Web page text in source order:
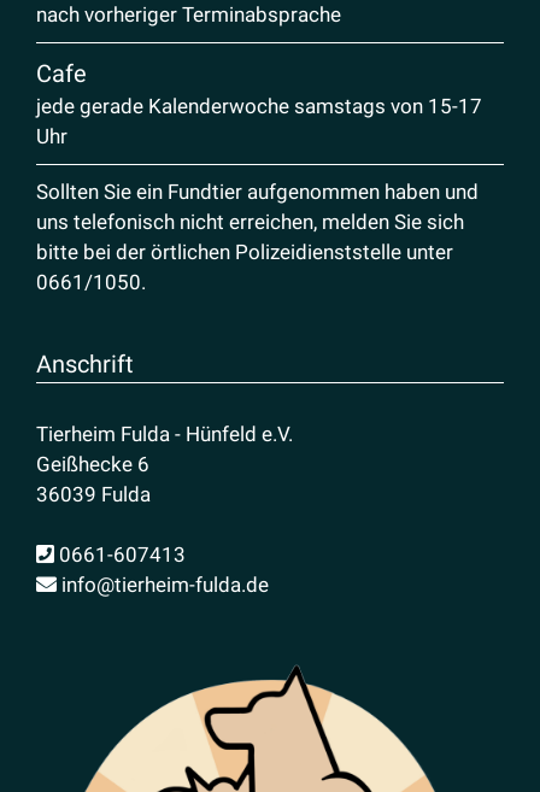
nach vorheriger Terminabsprache
Cafe
jede gerade Kalenderwoche samstags von 15-17
Uhr
Sollten Sie ein Fundtier aufgenommen haben und
uns telefonisch nicht erreichen, melden Sie sich
bitte bei der örtlichen Polizeidienststelle unter
0661/1050.
Anschrift
Tierheim Fulda - Hünfeld e.V.
Geißhecke 6
36039 Fulda
0661-607413
info@tierheim-fulda.de